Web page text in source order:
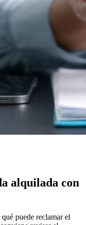
alquilada con
puede reclamar el